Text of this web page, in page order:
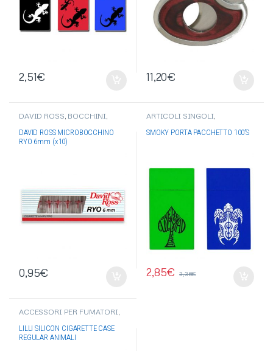
2,51€ 11,20€
DAVID ROSS BOCCHINI
DAVID ROSS MICROBOCCHINO
RYO 6mm (x10)
0,95€
ARTICOLI SINGOLI
PORTA PACCHETTO/PORTA
SIGARETTE
SMOKY PORTA PACCHETTO 100’S
2,85€ 3,36€
ACCESSORI PER FUMATORI,
PORTA PACCHETTO/PORTA
SIGARETTE
LILLI SILICON CIGARETTE CASE
REGULAR ANIMALI